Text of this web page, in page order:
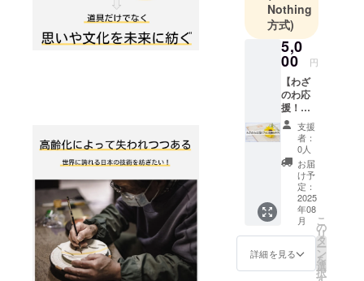
い人と応援
したい人が
つながり、
自分の未来
を切り拓く
ための共創
コミュニ
ティを2021
年2月に創
設、総メン
バー数650人
超。
Nothing
方式)
5,0
00 円
【わざ
のわ応
援！プ
ラン
A★500
0円】
・お礼
のメー
ルをお
送りい
たしま
す ・わ
ざのわ
サイト
の特設
ページ
支援
者：
0人
お届
け予
定：
2025
年08
月
詳細を見る
こ
の
リ
タ
ー
ン
を
選
択